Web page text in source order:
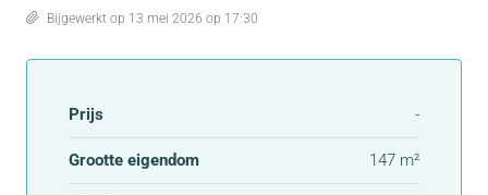
Bijgewerkt op 13 mei 2026 op 17:30
Prijs -
Grootte eigendom 147 m²